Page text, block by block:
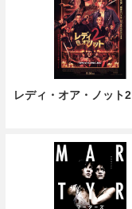
レディ・オア・ノット2